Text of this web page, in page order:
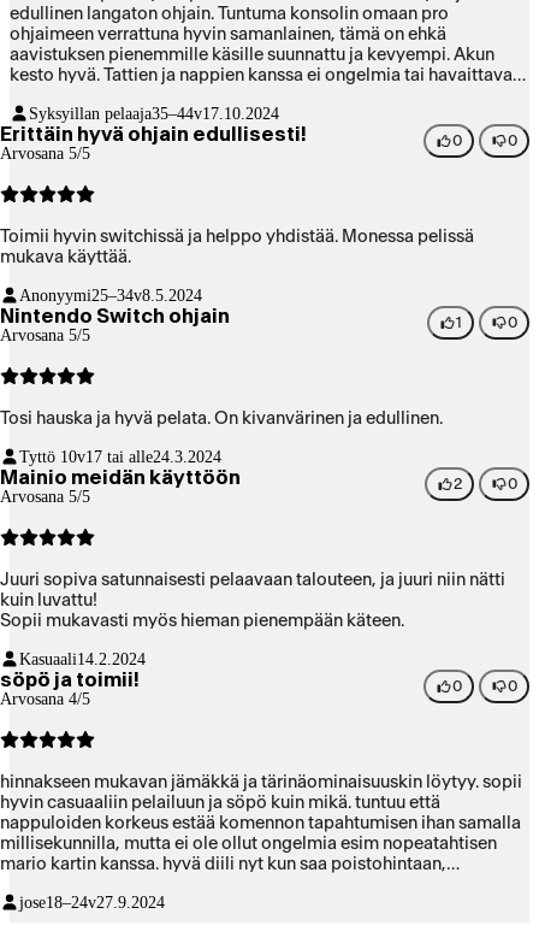
edullinen langaton ohjain. Tuntuma konsolin omaan pro
ohjaimeen verrattuna hyvin samanlainen, tämä on ehkä
aavistuksen pienemmille käsille suunnattu ja kevyempi. Akun
kesto hyvä. Tattien ja nappien kanssa ei ongelmia tai havaittavaa
pastellivärit plussaa perinteiseen mustaan verrattuna ja vastaavat
annettuja kuvia. Vahva suositus!
Syksyillan pelaaja35–44v17.10.2024
Erittäin hyvä ohjain edullisesti!
Arvosana 5/5
0 0
Toimii hyvin switchissä ja helppo yhdistää. Monessa pelissä
mukava käyttää.
Anonyymi25–34v8.5.2024
Nintendo Switch ohjain
Arvosana 5/5
1 0
Tosi hauska ja hyvä pelata. On kivanvärinen ja edullinen.
Tyttö 10v17 tai alle24.3.2024
Mainio meidän käyttöön
Arvosana 5/5
2 0
Juuri sopiva satunnaisesti pelaavaan talouteen, ja juuri niin nätti
kuin luvattu!
Sopii mukavasti myös hieman pienempään käteen.
Kasuaali14.2.2024
söpö ja toimii!
Arvosana 4/5
0 0
hinnakseen mukavan jämäkkä ja tärinäominaisuuskin löytyy. sopii
hyvin casuaaliin pelailuun ja söpö kuin mikä. tuntuu että
nappuloiden korkeus estää komennon tapahtumisen ihan samalla
millisekunnilla, mutta ei ole ollut ongelmia esim nopeatahtisen
mario kartin kanssa. hyvä diili nyt kun saa poistohintaan,
jose18–24v27.9.2024